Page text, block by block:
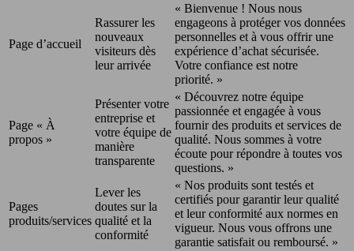
Page d’accueil
Rassurer les
nouveaux
visiteurs dès
leur arrivée
« Bienvenue ! Nous nous
engageons à protéger vos données
personnelles et à vous offrir une
expérience d’achat sécurisée.
Votre confiance est notre
priorité. »
Page « À
propos »
Présenter votre
entreprise et
votre équipe de
manière
transparente
« Découvrez notre équipe
passionnée et engagée à vous
fournir des produits et services de
qualité. Nous sommes à votre
écoute pour répondre à toutes vos
questions. »
Pages
produits/services
Lever les
doutes sur la
qualité et la
conformité
« Nos produits sont testés et
certifiés pour garantir leur qualité
et leur conformité aux normes en
vigueur. Nous vous offrons une
garantie satisfait ou remboursé. »